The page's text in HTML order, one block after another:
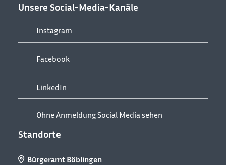
Unsere Social-Media-Kanäle
Instagram
Facebook
LinkedIn
Ohne Anmeldung Social Media sehen
Standorte
Bürgeramt Böblingen